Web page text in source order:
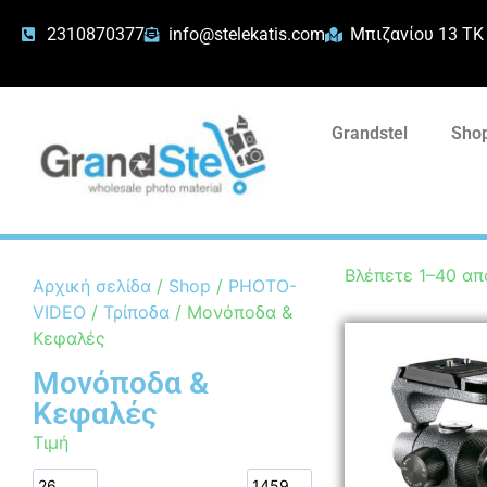
2310870377 info@stelekatis.com Μπιζανίου 13
Grandstel
Αρχική σελίδα / Shop / PHOTO-
VIDEO / Τρίποδα / Μονόποδα &
Κεφαλές
Μονόποδα &
Κεφαλές
Τιμή
Βλέπετε 1–40